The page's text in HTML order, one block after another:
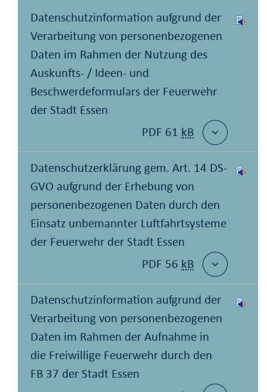
Datenschutzinformation aufgrund der
Verarbeitung von personenbezogenen
Daten im Rahmen der Nutzung des
Auskunfts- / Ideen- und
Beschwerdeformulars der Feuerwehr
der Stadt Essen
PDF 61 kB
Datenschutzerklärung gem. Art. 14 DS-
GVO aufgrund der Erhebung von
personenbezogenen Daten durch den
Einsatz unbemannter Luftfahrtsysteme
der Feuerwehr der Stadt Essen
PDF 56 kB
Datenschutzinformation aufgrund der
Verarbeitung von personenbezogenen
Daten im Rahmen der Aufnahme in
die Freiwillige Feuerwehr durch den
FB 37 der Stadt Essen